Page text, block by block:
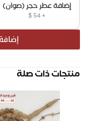
إضافة عطر حجر (صوان)
+
$54
منتجات ذات صلة